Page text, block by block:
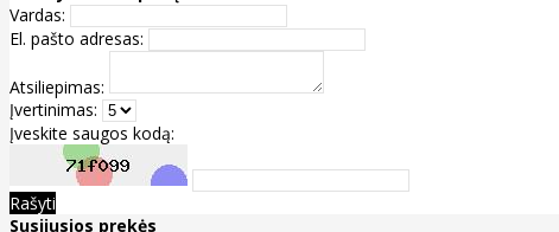
Vardas:
El. pašto adresas:
Atsiliepimas:
Įvertinimas:
Įveskite saugos kodą:
Rašyti
Susijusios prekės